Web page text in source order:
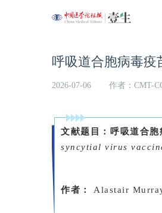
呼吸道合胞病毒疫
2026-07-06 作者：CMT-
文献题目：呼吸道合
syncytial virus
作者： Alastair